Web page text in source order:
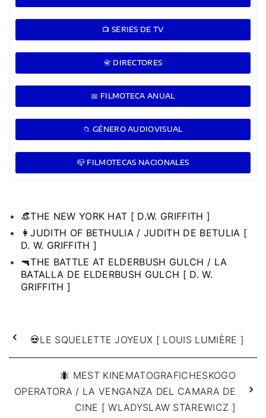
📺 SERIES DE TV
📇 DIRECTORES
📅 FILMOTECA ANUAL
📁 GÉNERO AUDIOVISUAL
📪 FILMOTECAS NACIONALES
👒THE NEW YORK HAT [ D.W. GRIFFITH ]
👩JUDITH OF BETHULIA / JUDITH DE BETULIA [
D. W. GRIFFITH ]
🔫THE BATTLE AT ELDERBUSH GULCH / LA
BATALLA DE ELDERBUSH GULCH [ D. W.
GRIFFITH ]
💀LE SQUELETTE JOYEUX [ LOUIS LUMIÈRE ]
🐜 MEST KINEMATOGRAFICHESKOGO
OPERATORA / LA VENGANZA DEL CAMARA DE
CINE [ WLADYSLAW STAREWICZ ]